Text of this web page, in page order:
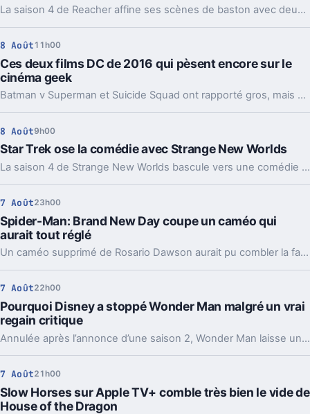
La saison 4 de Reacher affine ses scènes de baston avec deux modèles très différents, Batman et Indiana Jones. Et ça change pas mal de choses.
8 Août 11h00
Ces deux films DC de 2016 qui pèsent encore sur le
cinéma geek
Batman v Superman et Suicide Squad ont rapporté gros, mais cassé l’élan de DC. Dix ans après, leur ombre guide encore la relance du studio.
8 Août9h00
Star Trek ose la comédie avec Strange New Worlds
La saison 4 de Strange New Worlds bascule vers une comédie d’ivresse improbable. Un détour léger, mais pas si anodin pour Star Trek.
7 Août23h00
Spider-Man: Brand New Day coupe un caméo qui
aurait tout réglé
Un caméo supprimé de Rosario Dawson aurait pu combler la faille la plus commentée de Spider-Man: Brand New Day. Et ça agace les fans.
7 Août22h00
Pourquoi Disney a stoppé Wonder Man malgré un vrai
regain critique
Annulée après l’annonce d’une saison 2, Wonder Man laisse un drôle de vide. Deux pistes reviennent pour expliquer ce revirement chez Disney.
7 Août21h00
Slow Horses sur Apple TV+ comble très bien le vide de
House of the Dragon